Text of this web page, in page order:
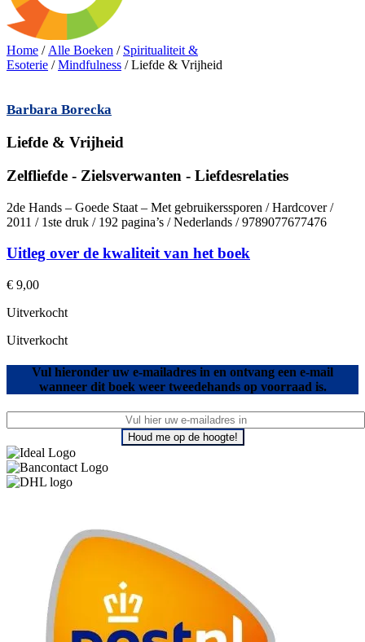
Home / Alle Boeken / Spiritualiteit &
Esoterie /Mindfulness / Liefde & Vrijheid
Barbara Borecka
Liefde & Vrijheid
Zelfliefde - Zielsverwanten - Liefdesrelaties
2de Hands – Goede Staat – Met gebruikerssporen / Hardcover /
2011 / 1ste druk / 192 pagina’s / Nederlands / 9789077677476
Uitleg over de kwaliteit van het boek
€ 9,00
Uitverkocht
Uitverkocht
Vul hieronder uw e-mailadres in en ontvang een e-mail
wanneer dit boek weer tweedehands op voorraad is.
Houd me op de hoogte!